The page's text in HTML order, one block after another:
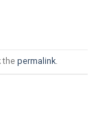
the permalink.